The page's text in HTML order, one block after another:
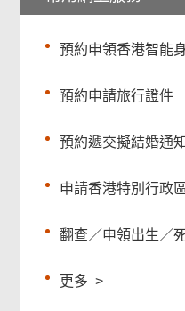
預約申領香港智能
預約申請旅行證件
預約遞交擬結婚通
申請香港特別行政
翻查／申領出生／
更多 >